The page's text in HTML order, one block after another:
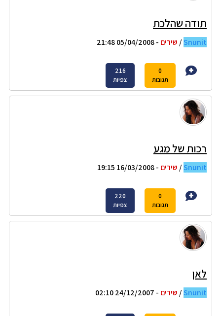
תודה שהלכת
Snunit
/ שירים - 05/04/2008 21:48
0
תגובות
216
צפיות
רכות של מגע
Snunit
/ שירים - 16/03/2008 19:15
0
תגובות
220
צפיות
לאן
Snunit
/ שירים - 24/12/2007 02:10